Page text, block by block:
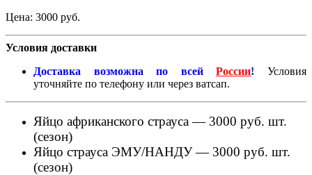
Цена: 3000 руб.
Условия доставки
Доставка возможна по всейРоссии! Условия
уточняйте по телефону или через ватсап.
Яйцо африканского страуса — 3000 руб. шт.
(сезон)
Яйцо страуса ЭМУ/НАНДУ — 3000 руб. шт.
(сезон)